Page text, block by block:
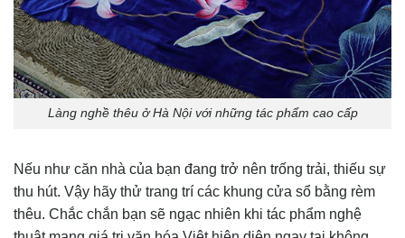
Làng nghề thêu ở Hà Nội với những tác phẩm cao cấp
Nếu như căn nhà của bạn đang trở nên trống trải, thiếu sự
thu hút. Vậy hãy thử trang trí các khung cửa sổ bằng rèm
thêu. Chắc chắn bạn sẽ ngạc nhiên khi tác phẩm nghệ